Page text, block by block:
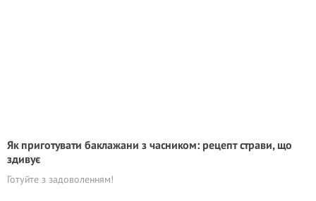
Як приготувати баклажани з часником: рецепт страви, що
здивує
Готуйте з задоволенням!